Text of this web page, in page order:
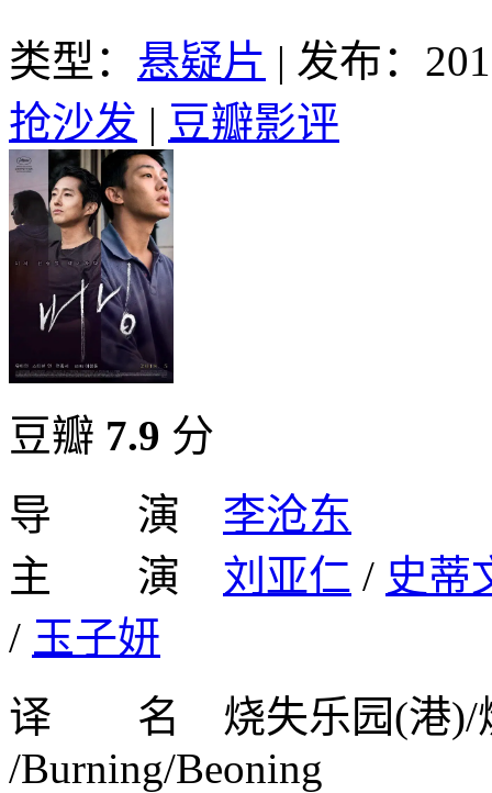
类型： 悬疑片 | 发布：
抢沙发 | 豆瓣影评
豆瓣 7.9 分
导 演 李沧东
主 演 刘亚仁 / 史蒂
/ 玉子妍
译 名 烧失乐园(港)/燃
/Burning/Beoning